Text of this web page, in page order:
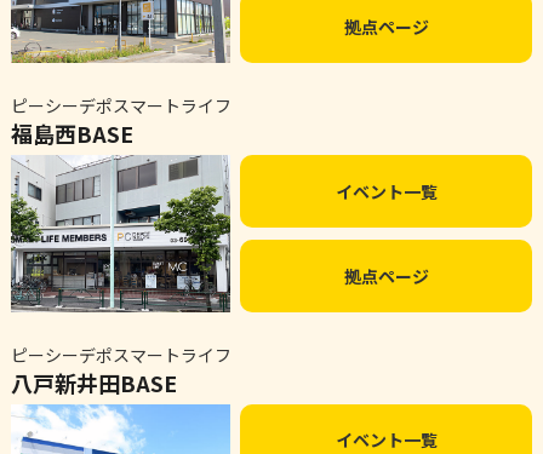
拠点ページ
ピーシーデポスマートライフ
福島西BASE
イベント一覧
拠点ページ
ピーシーデポスマートライフ
八戸新井田BASE
イベント一覧